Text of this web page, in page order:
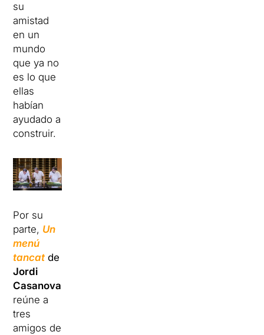
su
amistad
en un
mundo
que ya no
es lo que
ellas
habían
ayudado a
construir.
Por su
parte, Un
menú
tancatde
Jordi
Casanova
reúne a
tres
amigos de